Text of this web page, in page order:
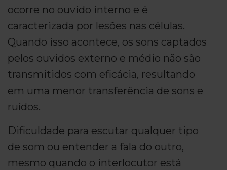
ocorre no ouvido interno e é
caracterizada por lesões nas células.
Quando isso acontece, os sons captados
pelos ouvidos externo e médio não são
transmitidos com eficácia, resultando
em uma menor transferência de sons e
ruídos.
Dificuldade para escutar qualquer tipo
de som ou entender a fala do outro,
mesmo quando o interlocutor está